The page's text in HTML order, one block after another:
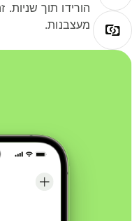
הורידו תוך שניות.
מעצבנות.